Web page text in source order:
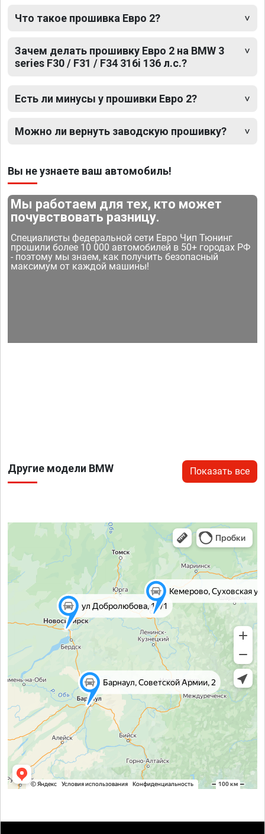
Что такое прошивка Евро 2?
Зачем делать прошивку Евро 2 на BMW 3
series F30 / F31 / F34 316i 136 л.с.?
Есть ли минусы у прошивки Евро 2?
Можно ли вернуть заводскую прошивку?
Вы не узнаете ваш автомобиль!
Мы работаем для тех, кто может
почувствовать разницу.
Специалисты федеральной сети Евро Чип Тюнинг
прошили более 10 000 автомобилей в 50+ городах РФ
- поэтому мы знаем, как получить безопасный
максимум от каждой машины!
Другие модели BMW Показать все